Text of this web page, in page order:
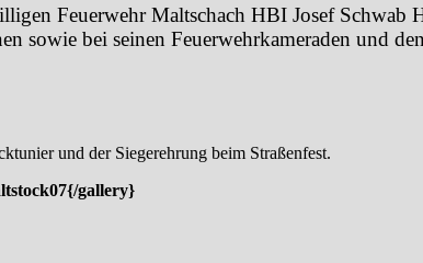
Feuerwehr Maltschach HBI Josef
sowie bei seinen Feuerwehrkameraden und
und der Siegerehrung beim Straßenfest.
gallery}